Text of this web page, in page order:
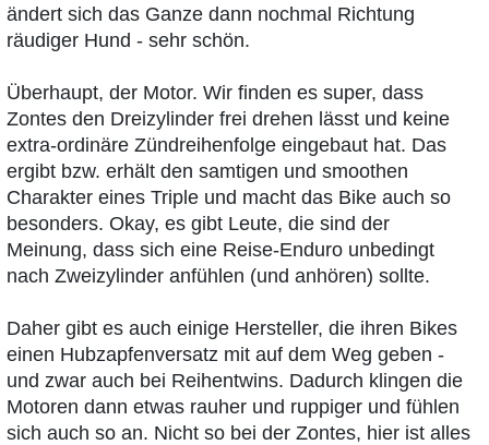
ändert sich das Ganze dann nochmal Richtung
räudiger Hund - sehr schön.
Überhaupt, der Motor. Wir finden es super, dass
Zontes den Dreizylinder frei drehen lässt und keine
extra-ordinäre Zündreihenfolge eingebaut hat. Das
ergibt bzw. erhält den samtigen und smoothen
Charakter eines Triple und macht das Bike auch so
besonders. Okay, es gibt Leute, die sind der
Meinung, dass sich eine Reise-Enduro unbedingt
nach Zweizylinder anfühlen (und anhören) sollte.
Daher gibt es auch einige Hersteller, die ihren Bikes
einen Hubzapfenversatz mit auf dem Weg geben -
und zwar auch bei Reihentwins. Dadurch klingen die
Motoren dann etwas rauher und ruppiger und fühlen
sich auch so an. Nicht so bei der Zontes, hier ist alles